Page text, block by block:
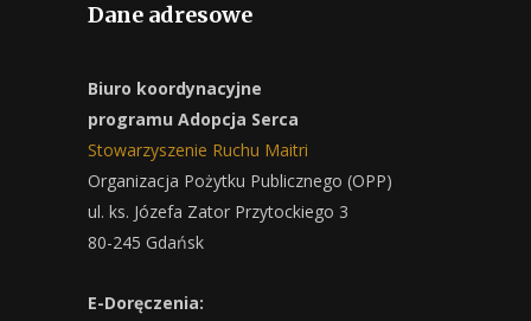
Dane adresowe
Biuro koordynacyjne
programu Adopcja Serca
Stowarzyszenie Ruchu Maitri
Organizacja Pożytku Publicznego (OPP)
ul. ks. Józefa Zator Przytockiego 3
80-245 Gdańsk
E-Doręczenia: